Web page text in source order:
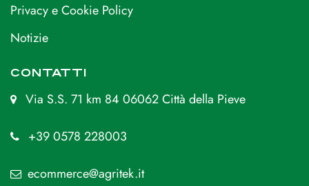
Privacy e Cookie Policy
Notizie
CONTATTI
Via S.S. 71 km 84 06062 Città della Pieve
+39 0578 228003
ecommerce@agritek.it